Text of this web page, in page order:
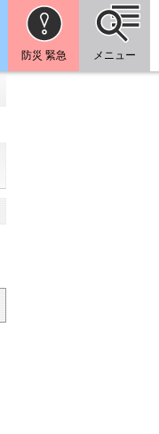
防災 緊急 メニュー